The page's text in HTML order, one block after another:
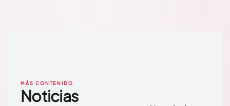
MÁS CONTENIDO
Noticias